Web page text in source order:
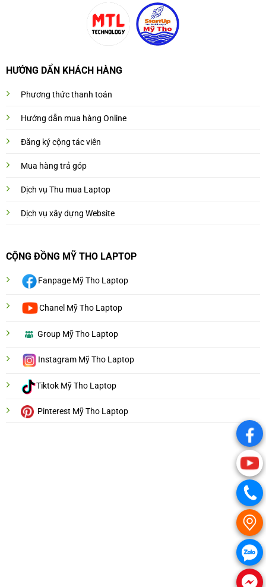
HƯỚNG DẨN KHÁCH HÀNG
Phương thức thanh toán
Hướng dẫn mua hàng Online
Đăng ký cộng tác viên
Mua hàng trả góp
Dịch vụ Thu mua Laptop
Dịch vụ xây dựng Website
CỘNG ĐỒNG MỸ THO LAPTOP
Fanpage Mỹ Tho Laptop
Chanel Mỹ Tho Laptop
Group Mỹ Tho Laptop
Instagram Mỹ Tho Laptop
Tiktok Mỹ Tho Laptop
Pinterest Mỹ Tho Laptop
.
.
.
.
.
.